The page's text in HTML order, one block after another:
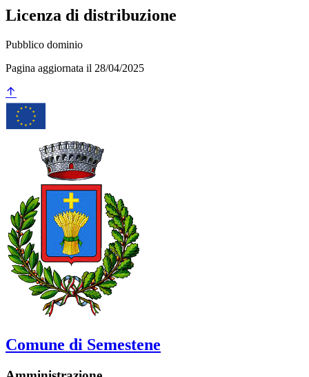
Licenza di distribuzione
Pubblico dominio
Pagina aggiornata il 28/04/2025
Comune di Semestene